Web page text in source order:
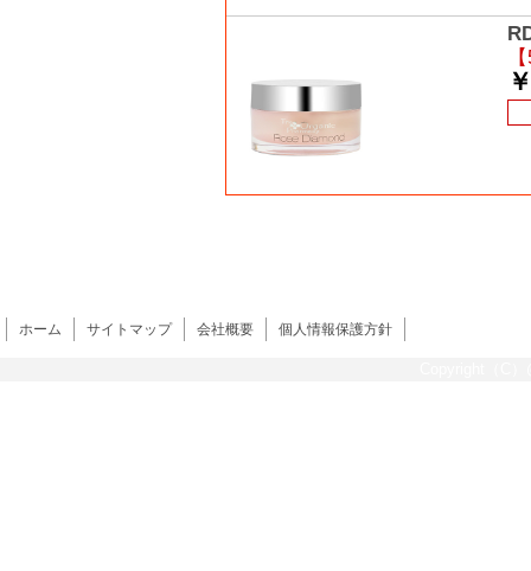
ホーム サイトマップ 会社概要 個人情報保護方針